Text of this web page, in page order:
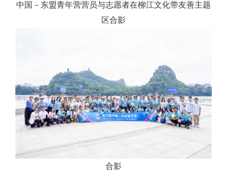
中国－东盟青年营营员与志愿者在柳江文化带友善主题
区合影
合影